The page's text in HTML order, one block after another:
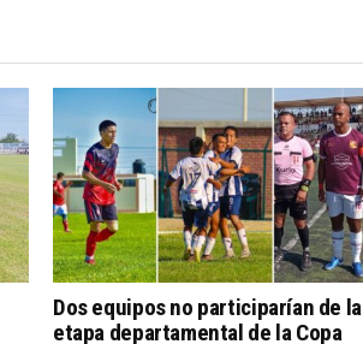
Dos equipos no participarían de la
etapa departamental de la Copa